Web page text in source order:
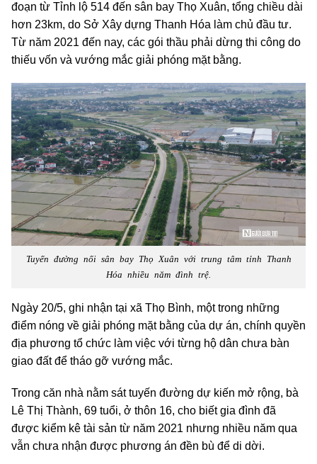
đoạn từ Tỉnh lộ 514 đến sân bay Thọ Xuân, tổng chiều dài
hơn 23km, do Sở Xây dựng Thanh Hóa làm chủ đầu tư.
Từ năm 2021 đến nay, các gói thầu phải dừng thi công do
thiếu vốn và vướng mắc giải phóng mặt bằng.
Tuyến đường nối sân bay Thọ Xuân với trung tâm tỉnh Thanh
Hóa nhiều năm đình trệ.
Ngày 20/5, ghi nhận tại xã Thọ Bình, một trong những
điểm nóng về giải phóng mặt bằng của dự án, chính quyền
địa phương tổ chức làm việc với từng hộ dân chưa bàn
giao đất để tháo gỡ vướng mắc.
Trong căn nhà nằm sát tuyến đường dự kiến mở rộng, bà
Lê Thị Thành, 69 tuổi, ở thôn 16, cho biết gia đình đã
được kiểm kê tài sản từ năm 2021 nhưng nhiều năm qua
vẫn chưa nhận được phương án đền bù để di dời.